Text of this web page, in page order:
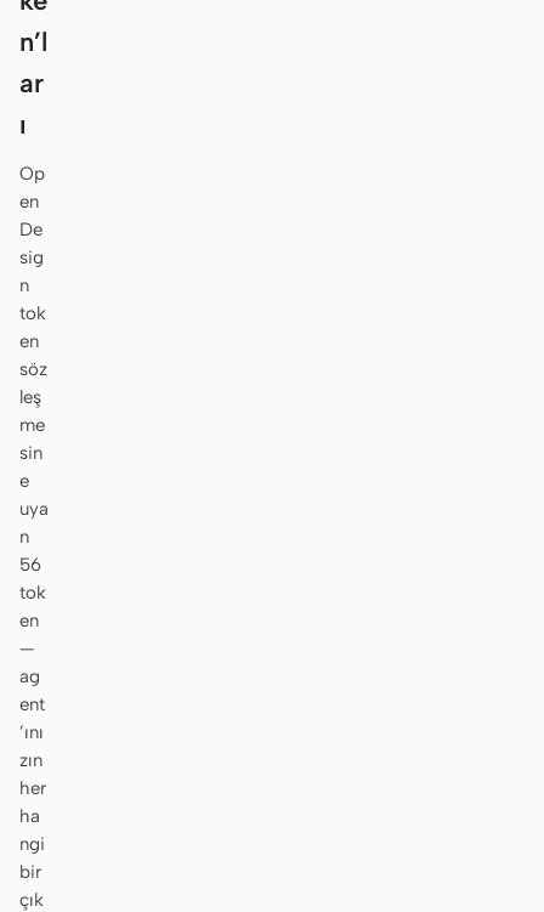
n’l
ar
ı
Op
en
De
sig
n
tok
en
söz
leş
me
sin
e
uya
n
56
tok
en
—
ag
ent
’ını
zın
her
ha
ngi
bir
çık